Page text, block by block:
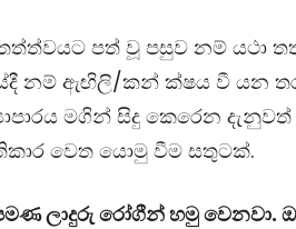
පත් වූ පසුව නම් යථා
නම් ඇඟිලි/කන් ක්ෂය වී යන
මගින් සිදු කෙරෙන
වෙත යොමු වීම සතුටක්.
පමණ ලාදුරු රෝගීන් හමු